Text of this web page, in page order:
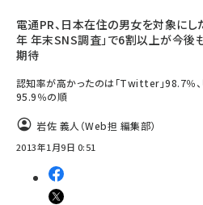
ai (2799)
youtube (2420)
note (2308)
セミナー (2296)
z世代 (1617)
meo (1274)
llmo (1155)
電通PR、日本在住の男女を対象にし
年 年末SNS調査」で6割以上が今後
期待
認知率が高かったのは「Twitter」98.7％、
95.9％の順
岩佐 義人（Web担 編集部）
2013年1月9日 0:51